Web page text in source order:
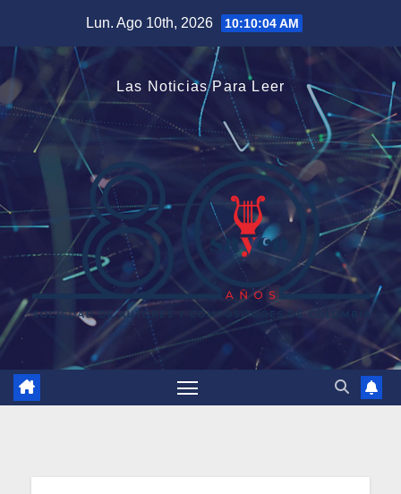
contenido
Lun. Ago 10th, 2026 10:10:04 AM
Las Noticias Para Leer